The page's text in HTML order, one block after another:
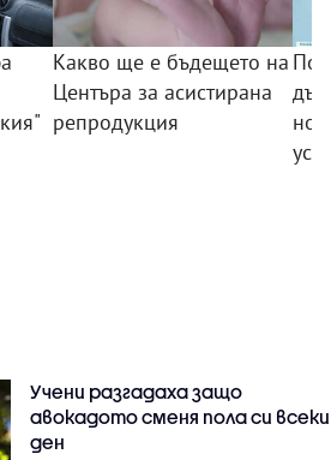
Какво ще е бъдещето на
Центъра за асистирана
репродукция
Учени разгадаха защо
авокадото сменя пола си всеки
ден